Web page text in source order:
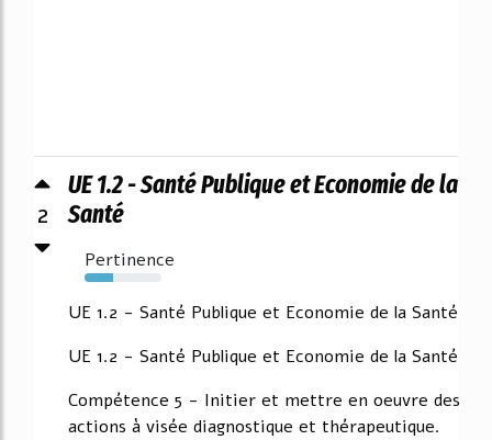
2
UE 1.2 - Santé Publique et Economie de la
Santé
Pertinence
37%
UE 1.2 - Santé Publique et Economie de la Santé
UE 1.2 - Santé Publique et Economie de la Santé
Compétence 5 - Initier et mettre en oeuvre des
actions à visée diagnostique et thérapeutique.